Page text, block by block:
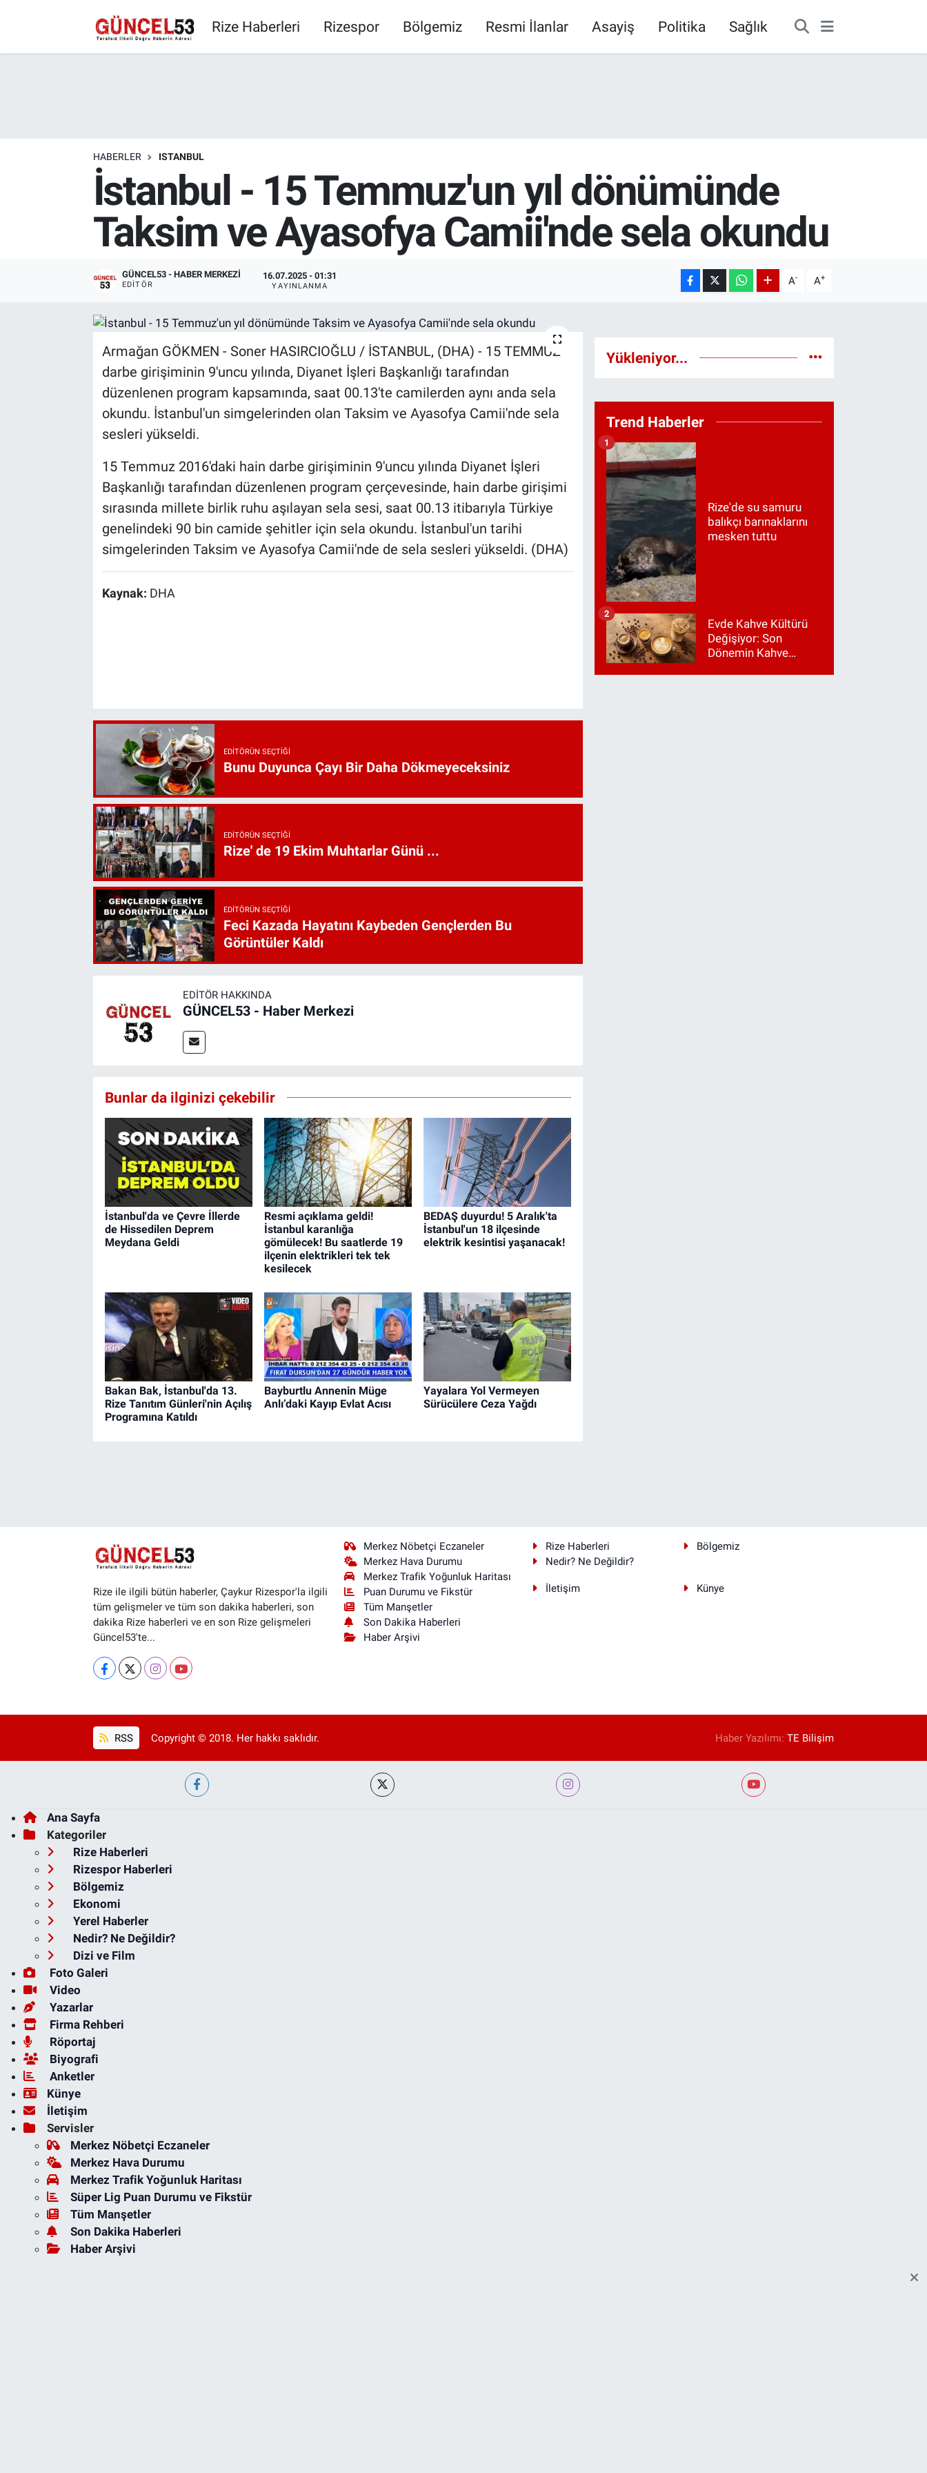
Rize Haberleri Rizespor Bölgemiz Resmi İlanlar Asayiş Politika Sağlık
HABERLER ISTANBUL
İstanbul - 15 Temmuz'un yıl dönümünde
Taksim ve Ayasofya Camii'nde sela okundu
GÜNCEL53 - HABER MERKEZI
EDITÖR
16.07.2025 - 01:31
YAYINLANMA A- A+
Armağan GÖKMEN - Soner HASIRCIOĞLU / İSTANBUL, (DHA) - 15 TEMMUZ
darbe girişiminin 9'uncu yılında, Diyanet İşleri Başkanlığı tarafından
düzenlenen program kapsamında, saat 00.13'te camilerden aynı anda sela
okundu. İstanbul'un simgelerinden olan Taksim ve Ayasofya Camii'nde sela
sesleri yükseldi.
15 Temmuz 2016'daki hain darbe girişiminin 9'uncu yılında Diyanet İşleri
Başkanlığı tarafından düzenlenen program çerçevesinde, hain darbe girişimi
sırasında millete birlik ruhu aşılayan sela sesi, saat 00.13 itibarıyla Türkiye
genelindeki 90 bin camide şehitler için sela okundu. İstanbul'un tarihi
simgelerinden Taksim ve Ayasofya Camii'nde de sela sesleri yükseldi. (DHA)
Kaynak: DHA
EDITÖRÜN SEÇTIĞI
Bunu Duyunca Çayı Bir Daha Dökmeyeceksiniz
EDITÖRÜN SEÇTIĞI
Rize' de 19 Ekim Muhtarlar Günü ...
EDITÖRÜN SEÇTIĞI
Feci Kazada Hayatını Kaybeden Gençlerden Bu
Görüntüler Kaldı
EDITÖR HAKKINDA
GÜNCEL53 - Haber Merkezi
Bunlar da ilginizi çekebilir
İstanbul'da ve Çevre İllerde
de Hissedilen Deprem
Meydana Geldi
Resmi açıklama geldi!
İstanbul karanlığa
gömülecek! Bu saatlerde 19
ilçenin elektrikleri tek tek
kesilecek
BEDAŞ duyurdu! 5 Aralık'ta
İstanbul'un 18 ilçesinde
elektrik kesintisi yaşanacak!
Bakan Bak, İstanbul'da 13.
Rize Tanıtım Günleri'nin Açılış
Programına Katıldı
Bayburtlu Annenin Müge
Anlı’daki Kayıp Evlat Acısı
Yayalara Yol Vermeyen
Sürücülere Ceza Yağdı
Yükleniyor...
Trend Haberler
Rize'de su samuru
balıkçı barınaklarını
mesken tuttu
1
Evde Kahve Kültürü
Değişiyor: Son
Dönemin Kahve
2
Rize ile ilgili bütün haberler, Çaykur Rizespor'la ilgili
tüm gelişmeler ve tüm son dakika haberleri, son
dakika Rize haberleri ve en son Rize gelişmeleri
Güncel53'te...
Merkez Nöbetçi Eczaneler
Merkez Hava Durumu
Merkez Trafik Yoğunluk Haritası
Puan Durumu ve Fikstür
Tüm Manşetler
Son Dakika Haberleri
Haber Arşivi
Rize Haberleri
Bölgemiz
Nedir? Ne Değildir?
İletişim Künye
RSS Copyright © 2018. Her hakkı saklıdır. Haber Yazılımı:TE Bilişim
Ana Sayfa
Kategoriler
Rize Haberleri
Rizespor Haberleri
Bölgemiz
Ekonomi
Yerel Haberler
Nedir? Ne Değildir?
Dizi ve Film
Foto Galeri
Video
Yazarlar
Firma Rehberi
Röportaj
Biyografi
Anketler
Künye
İletişim
Servisler
Merkez Nöbetçi Eczaneler
Merkez Hava Durumu
Merkez Trafik Yoğunluk Haritası
Süper Lig Puan Durumu ve Fikstür
Tüm Manşetler
Son Dakika Haberleri
Haber Arşivi